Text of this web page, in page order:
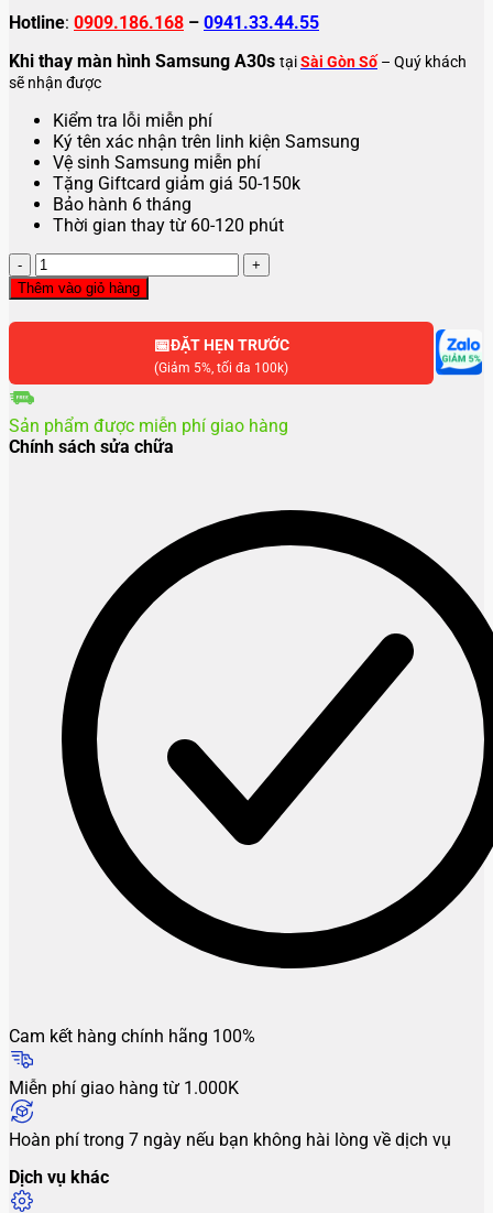
Hotline: 0909.186.168 – 0941.33.44.55
Khi thay màn hình Samsung A30s tạiSài Gòn Số – Quý khách
sẽ nhận được
Kiểm tra lỗi miễn phí
Ký tên xác nhận trên linh kiện Samsung
Vệ sinh Samsung miễn phí
Tặng Giftcard giảm giá 50-150k
Bảo hành 6 tháng
Thời gian thay từ 60-120 phút
Thay
màn
hình
Samsung
lượng
Thêm vào giỏ hàng
📅ĐẶT HẸN TRƯỚC
(Giảm 5%, tối đa 100k)
Sản phẩm được miễn phí giao hàng
Chính sách sửa chữa
Cam kết hàng chính hãng 100%
Miễn phí giao hàng từ 1.000K
Hoàn phí trong 7 ngày nếu bạn không hài lòng về dịch vụ
Dịch vụ khác